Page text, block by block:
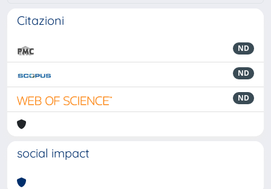
Citazioni
ND
ND
ND
social impact